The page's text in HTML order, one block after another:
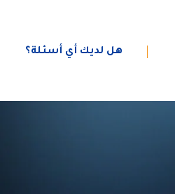
هل لديك أي أسئلة؟